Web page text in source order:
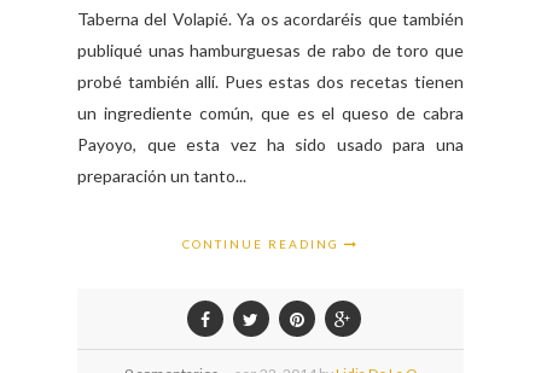
Taberna del Volapié. Ya os acordaréis que también
publiqué unas hamburguesas de rabo de toro que
probé también allí. Pues estas dos recetas tienen
un ingrediente común, que es el queso de cabra
Payoyo, que esta vez ha sido usado para una
preparación un tanto...
CONTINUE READING